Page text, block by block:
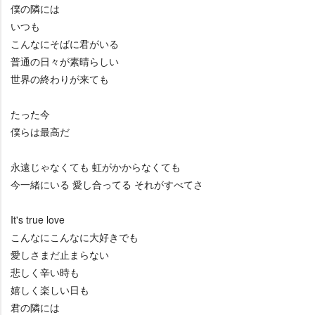
僕の隣には
いつも
こんなにそばに君がいる
普通の日々が素晴らしい
世界の終わりが来ても
たった今
僕らは最高だ
永遠じゃなくても 虹がかからなくても
今一緒にいる 愛し合ってる それがすべてさ
It's true love
こんなにこんなに大好きでも
愛しさまだ止まらない
悲しく辛い時も
嬉しく楽しい日も
君の隣には